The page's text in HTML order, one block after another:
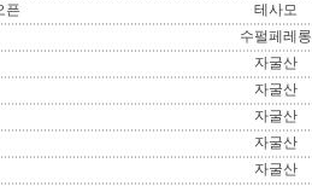
픈 테사모
수펄페레롱
자굴산
자굴산
자굴산
자굴산
자굴산